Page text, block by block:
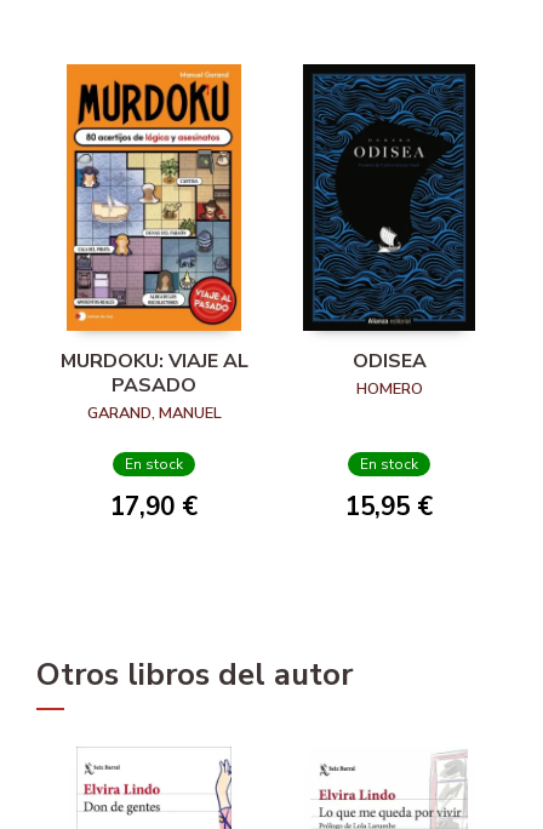
MURDOKU: VIAJE AL
PASADO
GARAND, MANUEL
En stock
17,90 €
ODISEA
HOMERO
En stock
15,95 €
Otros libros del autor